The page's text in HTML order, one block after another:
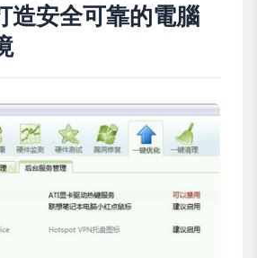
造安全可靠的電腦